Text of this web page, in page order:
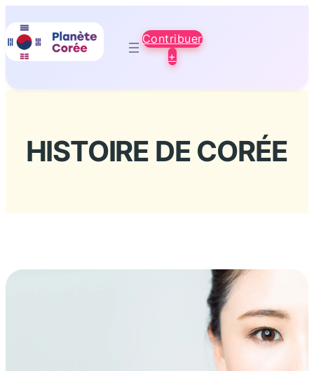
au
contenu
Contribuer
+
HISTOIRE DE CORÉE